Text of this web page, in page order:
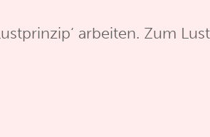
arbeiten. Zum